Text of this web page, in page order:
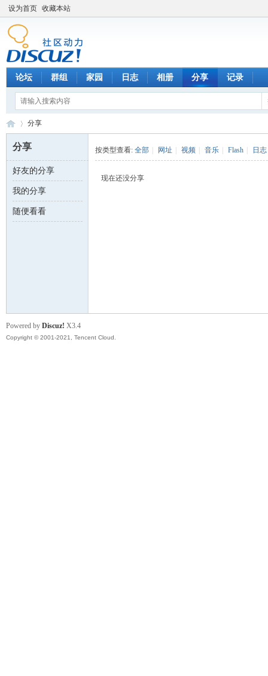
设为首页 收藏本站
论坛 群组 家园 日志 相册 分享 记录
数 ›
分享
分享
好友的分享
我的分享
随便看看
按类型查看: 全部 网址 视频 音乐 Flash 日志
现在还没分享
Powered by Discuz! X3.4
Copyright © 2001-2021, Tencent Cloud.